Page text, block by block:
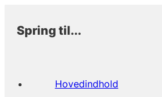
Spring til...
Hovedindhold